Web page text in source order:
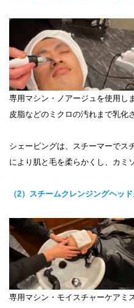
専用マシン・ノアージュを使用し
皮脂などのミクロの汚れまで乳化
シェービングは、スチーマーでス
により肌と毛を柔らかくし、カミ
（2）スチームクレンジングヘッ
専用マシン・モイスチャーケアミ